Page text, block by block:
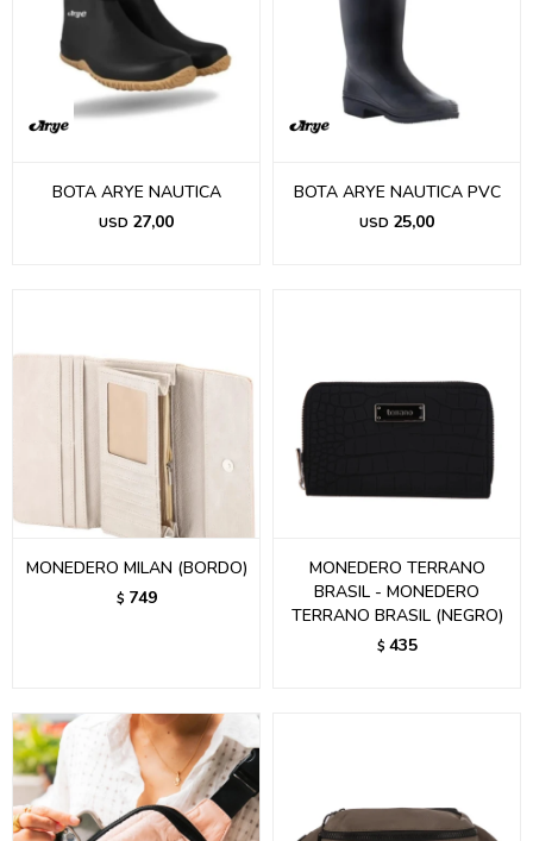
BOTA ARYE NAUTICA
USD 27,00
BOTA ARYE NAUTICA PVC
USD 25,00
MONEDERO MILAN (BORDO)
$ 749
MONEDERO TERRANO
BRASIL - MONEDERO
TERRANO BRASIL (NEGRO)
$ 435